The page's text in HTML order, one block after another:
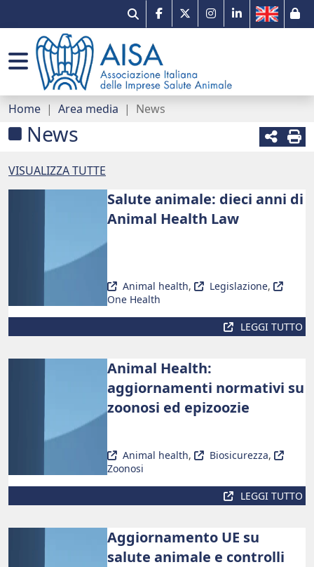
Home Area media News
News
VISUALIZZA TUTTE
Salute animale: dieci anni di
Animal Health Law
Animal health, Legislazione,
One Health
LEGGI TUTTO
Animal Health:
aggiornamenti normativi su
zoonosi ed epizoozie
Animal health, Biosicurezza,
Zoonosi
LEGGI TUTTO
Aggiornamento UE su
salute animale e controlli
Il mercato
Qualità e innovazione
Missione tracciabilità
Gruppi di lavoro
Prontuario veterinario
Portale dei servizi
Premio Paolo Sani per Tesi di Laurea in
Medicina Veterinaria
Comunicati stampa
AISA per Pet B2B
Sondaggi
Newsletter
Campagna digitale - Fedeli alla Salute
Associazione e network
Organizzazione
Imprese associate